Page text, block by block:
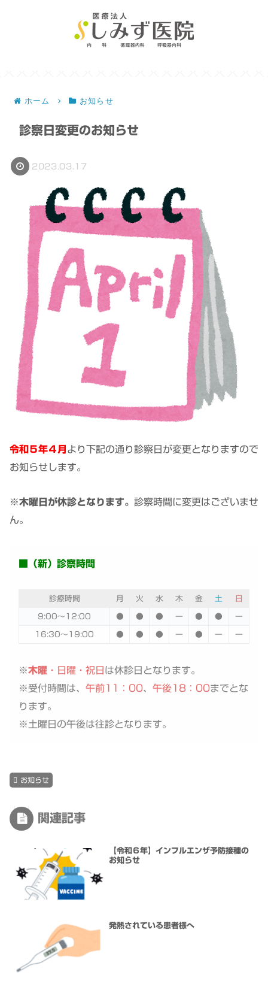
ホーム お知らせ
診察日変更のお知らせ
2023.03.17
令和５年４月 より下記の通り診察日が変更となりますので
お知らせします。
※木曜日が休診となります。 診察時間に変更はございませ
ん。
■（新）診察時間
診療時間 月 火 水 木 金 土 日
9:00〜12:00 ● ● ● ー ● ● ー
16:30〜19:00 ● ● ● ー ● ー ー
※木曜 ・日曜・祝日 は休診日となります。
※受付時間は、 午前11：00、 午後18：00までとな
ります。
※土曜日の午後は往診となります。
お知らせ
関連記事
【令和６年】インフルエンザ予防接種の
お知らせ
発熱されている患者様へ